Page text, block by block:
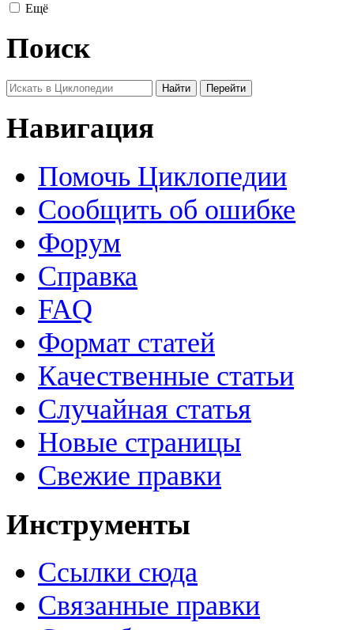
Ещё
Поиск
Навигация
Помочь Циклопедии
Сообщить об ошибке
Форум
Справка
FAQ
Формат статей
Качественные статьи
Случайная статья
Новые страницы
Свежие правки
Инструменты
Ссылки сюда
Связанные правки